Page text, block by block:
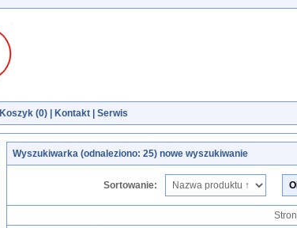
Koszyk (0) Kontakt Serwis
Wyszukiwarka (odnaleziono: 25) nowe wyszukiwanie
Sortowanie: